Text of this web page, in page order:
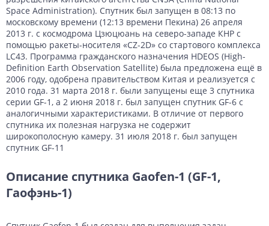
Space Administration). Спутник был запущен в 08:13 по
московскому времени (12:13 времени Пекина) 26 апреля
2013 г. с космодрома Цзюцюань на северо-западе КНР с
помощью ракеты-носителя «CZ-2D» со стартового комплекса
LC43. Программа гражданского назначения HDEOS (High-
Definition Earth Observation Satellite) была предложена ещё в
2006 году, одобрена правительством Китая и реализуется с
2010 года. 31 марта 2018 г. были запущены еще 3 спутника
серии GF-1, а 2 июня 2018 г. был запущен спутник GF-6 с
аналогичными характеристиками. В отличие от первого
спутника их полезная нагрузка не содержит
широкополосную камеру. 31 июля 2018 г. был запущен
спутник GF-11
Описание спутника Gaofen-1 (GF-1,
Гаофэнь-1)